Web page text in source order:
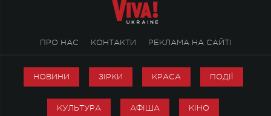
ПРО НАС КОНТАКТИ РЕКЛАМА НА САЙТІ
НОВИНИ ЗІРКИ КРАСА ПОДІЇ
КУЛЬТУРА АФІША КІНО